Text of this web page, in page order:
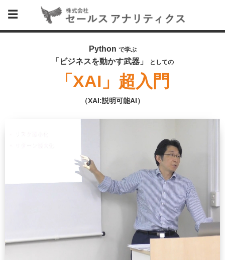
Python で学ぶ
「ビジネスを動かす武器」 としての
「XAI」超入門
（XAI:説明可能AI）